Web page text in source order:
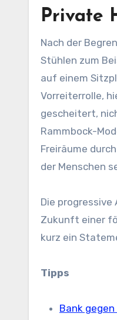
Private
Nach der
Stühlen zum
auf einem
Vorreiterrolle,
gescheitert,
Rammbock-
Freiräume
der Menschen
Die
Zukunft einer
kurz ein
Tipps
Bank